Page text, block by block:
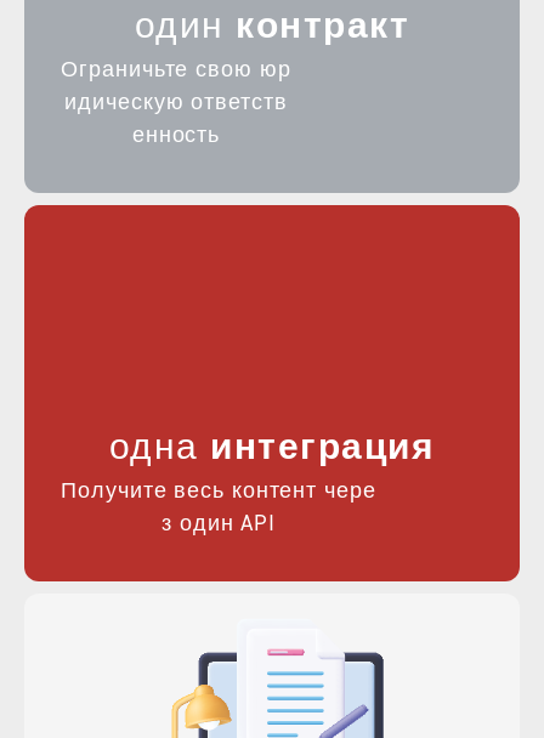
один контракт
Ограничьте свою юр
идическую ответств
енность
одна интеграция
Получите весь контент чере
з один API